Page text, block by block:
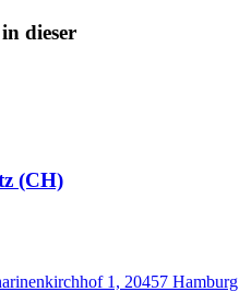
dieser
(CH)
1, 20457 Hamburg